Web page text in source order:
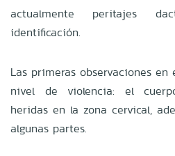
actualmente peritajes
identificación.
Las primeras observaciones
nivel de violencia: el
heridas en la zona cervical,
algunas partes.